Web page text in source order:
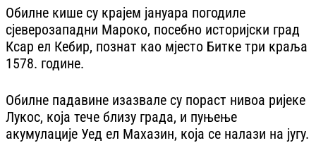
Обилне кише су крајем јануара погодиле
сјеверозападни Мароко, посебно историјски град
Ксар ел Кебир, познат као мјесто Битке три краља
1578. године.
Обилне падавине изазвале су пораст нивоа ријеке
Лукос, која тече близу града, и пуњење
акумулације Уед ел Махазин, која се налази на југу.